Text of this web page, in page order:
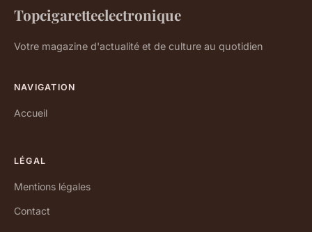
Topcigaretteelectronique
Votre magazine d'actualité et de culture au quotidien
NAVIGATION
Accueil
LÉGAL
Mentions légales
Contact